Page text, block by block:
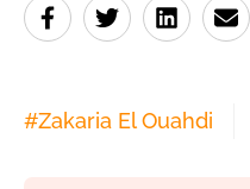
#Zakaria El Ouahdi